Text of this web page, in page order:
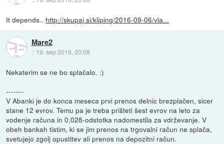
It depends.. http://skupaj.si/kliping/2016-09-06/vla...
Mare2
:: 19. sep 2016, 20:08
Nekaterim se ne bo splačalo. :)
-------
V Abanki je do konca meseca prvi prenos delnic brezplačen, sicer
stane 12 evrov. Temu pa je treba prišteti šest evrov na leto za
vodenje računa in 0,028-odstotka nadomestila za vdrževanje. V
obeh bankah tistim, ki se jim prenos na trgovalni račun ne splača,
svetujejo zgolj opustitev ali prenos na depozitni račun.